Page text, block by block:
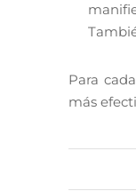
Para
más